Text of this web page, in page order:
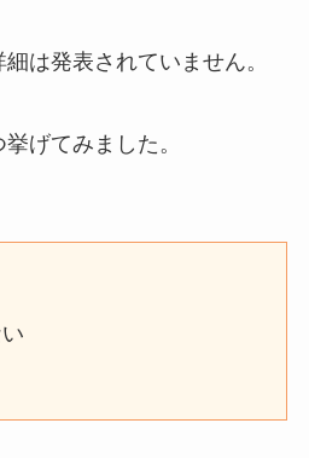
は発表されていません。
げてみました。